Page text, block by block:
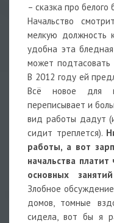
– сказка про белого
Начальство
мелкую должность
удобна эта
может подтасовать
В 2012 году ей
Всё новое для
переписывает и
вид работы дадут
сидит треплется).
работы, а вот
начальства
основных
Злобное
домов, томные
сидела, вот бы я